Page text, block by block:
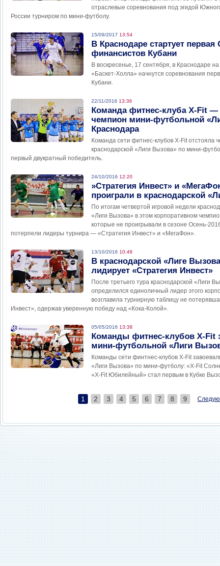
отраслевые соревнования под эгидой
России турниром по мини-футболу.
15/09/2017 13:54
В Краснодаре стартует первая
финансистов Кубани
В воскресенье, 17 сентября, в Краснодаре
«Баскет-Холла» начнутся соревнования
Кубани.
22/11/2016 13:36
Команда фитнес-клуба Х-Fit —
чемпион мини-футбольной
Краснодара
Команда сети фитнес-клубов Х-Fit отстояла
краснодарской «Лиги Вызова» по мини-
первый двукратный победитель.
24/10/2016 12:20
»Стратегия Инвест» и
проиграли в краснодарской
По итогам четвертой игровой недели
«Лиги Вызова» в этом корпоративном
которые не проигрывали в сезоне Осень-
потерпели лидеры турнира — «Стратегия Инвест» и «МегаФон».
13/10/2016 10:48
В краснодарской «Лиге
лидирует «Стратегия Инвест»
После третьего тура краснодарской «Лиги
определился единоличный лидер этого
возглавила турнирную таблицу не
Инвест», одержав уверенную победу над «Кока-Колой».
05/05/2016 13:38
Команды фитнес-клубов Х-Fit
мини-футбольной «Лиги
Команды сети финтнес-клубов Х-Fit
«Лиги Вызова» по мини-футболу: «Х-Fit
«Х-Fit Юбилейный» стал первым в Кубке
1 2 3 4 5 6 7 8 9